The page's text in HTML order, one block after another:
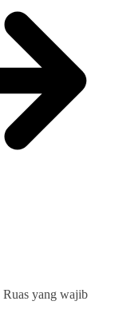
Ruas yang wajib